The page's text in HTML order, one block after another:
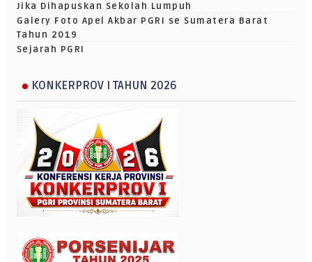
Jika Dihapuskan Sekolah Lumpuh
Galery Foto Apel Akbar PGRI se Sumatera Barat
Tahun 2019
Sejarah PGRI
KONKERPROV I TAHUN 2026